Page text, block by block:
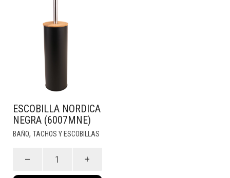
ESCOBILLA NORDICA
NEGRA (6007MNE)
BAÑO, TACHOS Y ESCOBILLAS
Negra